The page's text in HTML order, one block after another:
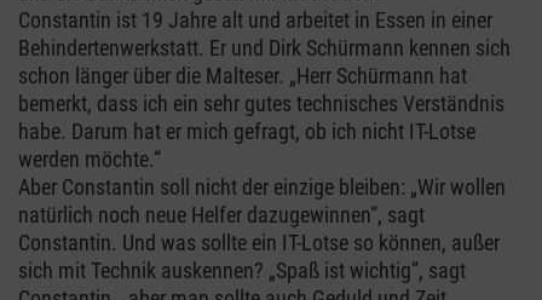
Constantin ist 19 Jahre alt und arbeitet in Essen in einer
Behindertenwerkstatt. Er und Dirk Schürmann kennen sich
schon länger über die Malteser. „Herr Schürmann hat
bemerkt, dass ich ein sehr gutes technisches Verständnis
habe. Darum hat er mich gefragt, ob ich nicht IT-Lotse
werden möchte.“
Aber Constantin soll nicht der einzige bleiben: „Wir wollen
natürlich noch neue Helfer dazugewinnen“, sagt
Constantin. Und was sollte ein IT-Lotse so können, außer
sich mit Technik auskennen? „Spaß ist wichtig“, sagt